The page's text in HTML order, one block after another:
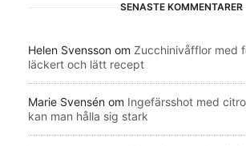
SENASTE KOMMENTARER
Helen Svensson om Zucchinivåfflor med
läckert och lätt recept
Marie Svensén om Ingefärsshot med
kan man hålla sig stark